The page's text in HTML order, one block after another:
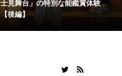
士見舞台」の特別な能鑑賞体験
【後編】